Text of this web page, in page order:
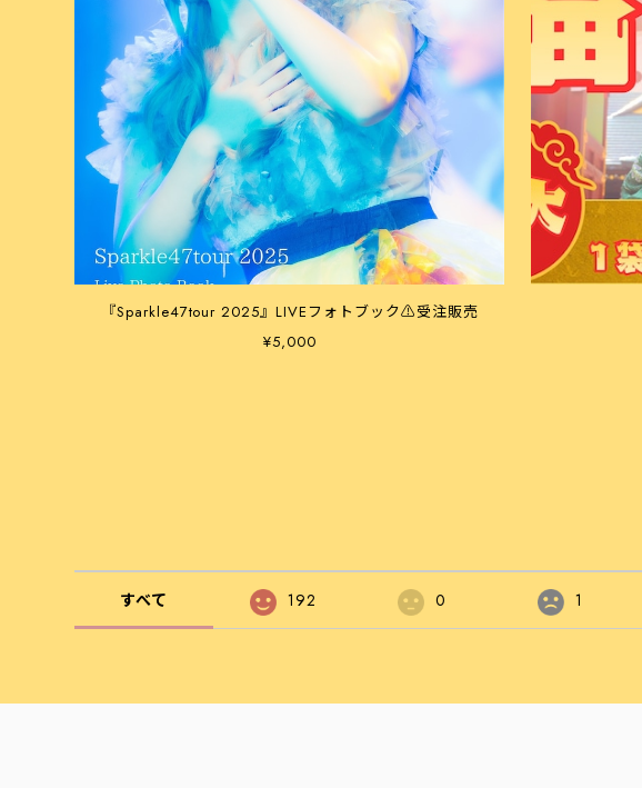
『Sparkle47tour 2025』LIVEフォトブック⚠️受注販売
¥5,000
すべて 192 0 1